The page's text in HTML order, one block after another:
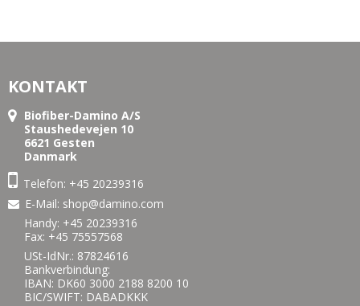
KONTAKT
Biofiber-Damino A/S
Staushedevejen 10
6621 Gesten
Danmark
Telefon: +45 20239316
E-Mail: shop@damino.com
Handy: +45 20239316
Fax: +45 75557568
USt-IdNr.: 87824616
Bankverbindung:
IBAN: DK60 3000 2188 8200 10
BIC/SWIFT: DABADKKK